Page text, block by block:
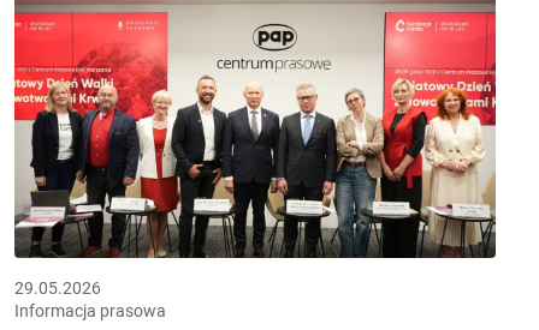
29.05.2026
Informacja prasowa